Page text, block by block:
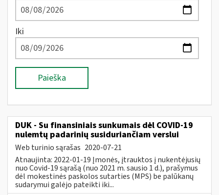
Iki
Paieška
DUK - Su finansiniais sunkumais dėl COVID-19
nulemtų padarinių susiduriančiam verslui
Web turinio sąrašas 2020-07-21
Atnaujinta: 2022-01-19 Įmonės, įtrauktos į nukentėjusių
nuo Covid-19 sąrašą (nuo 2021 m. sausio 1 d.), prašymus
dėl mokestinės paskolos sutarties (MPS) be palūkanų
sudarymui galėjo pateikti iki...